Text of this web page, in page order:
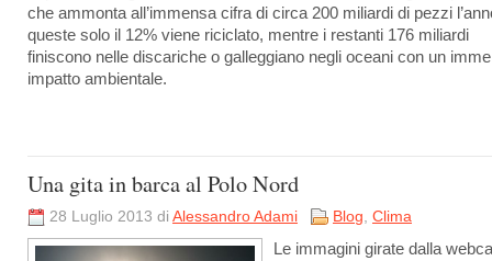
che ammonta all’immensa cifra di circa 200 miliardi di pezzi
queste solo il 12% viene riciclato, mentre i restanti 176 miliardi
finiscono nelle discariche o galleggiano negli oceani con un
impatto ambientale.
Una gita in barca al Polo Nord
28 Luglio 2013 di Alessandro Adami Blog, Clima
Le immagini girate dalla